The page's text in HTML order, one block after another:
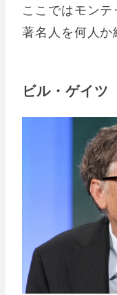
ここではモン
著名人を何人か
ビル・ゲイツ